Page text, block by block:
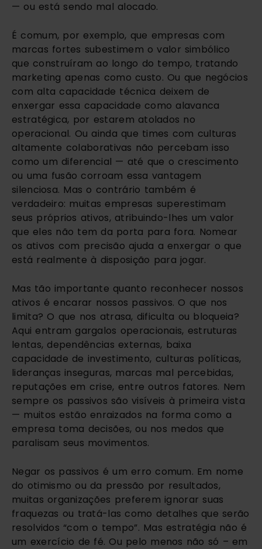
— ou está sendo mal alocado.
É comum, por exemplo, que empresas com
marcas fortes subestimem o valor simbólico
que construíram ao longo do tempo, tratando
marketing apenas como custo. Ou que negócios
com alta capacidade técnica deixem de
enxergar essa capacidade como alavanca
estratégica, por estarem atolados no
operacional. Ou ainda que times com culturas
altamente colaborativas não percebam isso
como um diferencial — até que o crescimento
ou uma fusão corroam essa vantagem
silenciosa. Mas o contrário também é
verdadeiro: muitas empresas superestimam
seus próprios ativos, atribuindo-lhes um valor
que eles não tem da porta para fora. Nomear
os ativos com precisão ajuda a enxergar o que
está realmente à disposição para jogar.
Mas tão importante quanto reconhecer nossos
ativos é encarar nossos passivos. O que nos
limita? O que nos atrasa, dificulta ou bloqueia?
Aqui entram gargalos operacionais, estruturas
lentas, dependências externas, baixa
capacidade de investimento, culturas políticas,
lideranças inseguras, marcas mal percebidas,
reputações em crise, entre outros fatores. Nem
sempre os passivos são visíveis à primeira vista
— muitos estão enraizados na forma como a
empresa toma decisões, ou nos medos que
paralisam seus movimentos.
Negar os passivos é um erro comum. Em nome
do otimismo ou da pressão por resultados,
muitas organizações preferem ignorar suas
fraquezas ou tratá-las como detalhes que serão
resolvidos “com o tempo”. Mas estratégia não é
um exercício de fé. Ou pelo menos não só – em